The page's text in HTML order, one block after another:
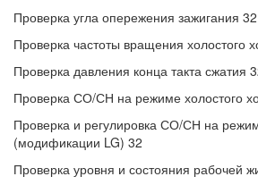
Проверка угла опережения зажигания 32
Проверка частоты вращения холостого
Проверка давления конца такта сжатия
Проверка СО/СН на режиме холостого
Проверка и регулировка СО/СН на
(модификации LG) 32
Проверка уровня и состояния рабочей